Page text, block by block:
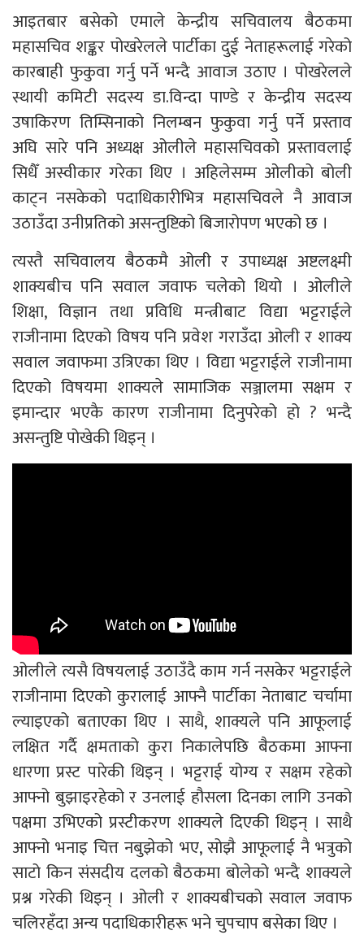
आइतबार बसेको एमाले केन्द्रीय सचिवालय बैठकमा
महासचिव शङ्कर पोखरेलले पार्टीका दुई नेताहरूलाई गरेको
कारबाही फुकुवा गर्नु पर्ने भन्दै आवाज उठाए । पोखरेलले
स्थायी कमिटी सदस्य डा.विन्दा पाण्डे र केन्द्रीय सदस्य
उषाकिरण तिम्सिनाको निलम्बन फुकुवा गर्नु पर्ने प्रस्ताव
अघि सारे पनि अध्यक्ष ओलीले महासचिवको प्रस्तावलाई
सिधैँ अस्वीकार गरेका थिए । अहिलेसम्म ओलीको बोली
काट्न नसकेको पदाधिकारीभित्र महासचिवले नै आवाज
उठाउँदा उनीप्रतिको असन्तुष्टिको बिजारोपण भएको छ ।
त्यस्तै सचिवालय बैठकमै ओली र उपाध्यक्ष अष्टलक्ष्मी
शाक्यबीच पनि सवाल जवाफ चलेको थियो । ओलीले
शिक्षा, विज्ञान तथा प्रविधि मन्त्रीबाट विद्या भट्टराईले
राजीनामा दिएको विषय पनि प्रवेश गराउँदा ओली र शाक्य
सवाल जवाफमा उत्रिएका थिए । विद्या भट्टराईले राजीनामा
दिएको विषयमा शाक्यले सामाजिक सञ्जालमा सक्षम र
इमान्दार भएकै कारण राजीनामा दिनुपरेको हो ? भन्दै
असन्तुष्टि पोखेकी थिइन् ।
ओलीले त्यसै विषयलाई उठाउँदै काम गर्न नसकेर भट्टराईले
राजीनामा दिएको कुरालाई आफ्नै पार्टीका नेताबाट चर्चामा
ल्याइएको बताएका थिए । साथै, शाक्यले पनि आफूलाई
लक्षित गर्दै क्षमताको कुरा निकालेपछि बैठकमा आफ्ना
धारणा प्रस्ट पारेकी थिइन् । भट्टराई योग्य र सक्षम रहेको
आफ्नो बुझाइरहेको र उनलाई हौसला दिनका लागि उनको
पक्षमा उभिएको प्रस्टीकरण शाक्यले दिएकी थिइन् । साथै
आफ्नो भनाइ चित्त नबुझेको भए, सोझै आफूलाई नै भत्रुको
साटो किन संसदीय दलको बैठकमा बोलेको भन्दै शाक्यले
प्रश्न गरेकी थिइन् । ओली र शाक्यबीचको सवाल जवाफ
चलिरहँदा अन्य पदाधिकारीहरू भने चुपचाप बसेका थिए ।